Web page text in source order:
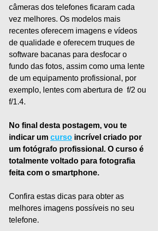
câmeras dos telefones ficaram cada
vez melhores. Os modelos mais
recentes oferecem imagens e vídeos
de qualidade e oferecem truques de
software bacanas para desfocar o
fundo das fotos, assim como uma lente
de um equipamento profissional, por
exemplo, lentes com abertura de  f/2 ou
f/1.4.
No final desta postagem, vou te
indicar um curso incrível criado por
um fotógrafo profissional. O curso é
totalmente voltado para fotografia
feita com o smartphone.
Confira estas dicas para obter as
melhores imagens possíveis no seu
telefone.